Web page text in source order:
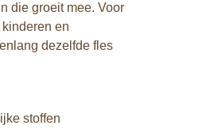
die groeit mee. Voor
en
dezelfde fles
stoffen